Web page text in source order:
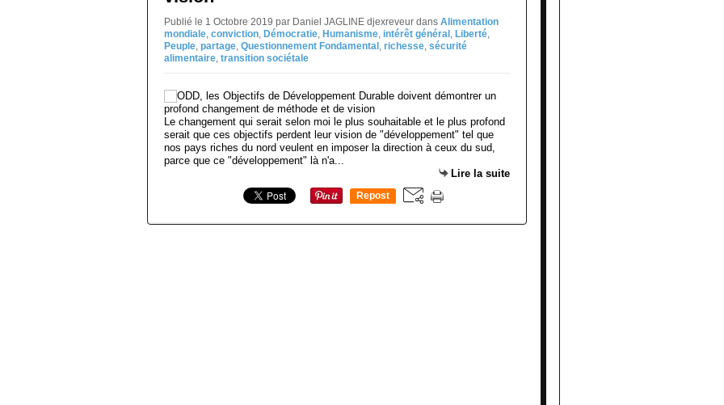
Publié le 1 Octobre 2019 par Daniel JAGLINE djexreveur dans Alimentation
mondiale, conviction, Démocratie, Humanisme, intérêt général , Liberté,
Peuple, partage, Questionnement Fondamental , richesse, sécurité
alimentaire, transition sociétale
Le changement qui serait selon moi le plus souhaitable et le plus profond
serait que ces objectifs perdent leur vision de "développement" tel que
nos pays riches du nord veulent en imposer la direction à ceux du sud,
parce que ce "développement" là n'a...
Lire la suite
Repost